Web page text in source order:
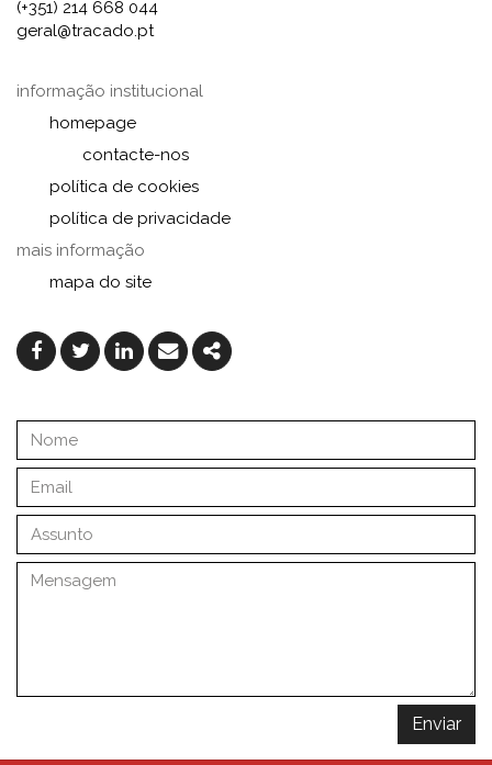
(+351) 214 668 044
geral@tracado.pt
informação institucional
homepage
contacte-nos
política de cookies
política de privacidade
mais informação
mapa do site
Facebook
TwitterLinkedinEmailShare
Enviar